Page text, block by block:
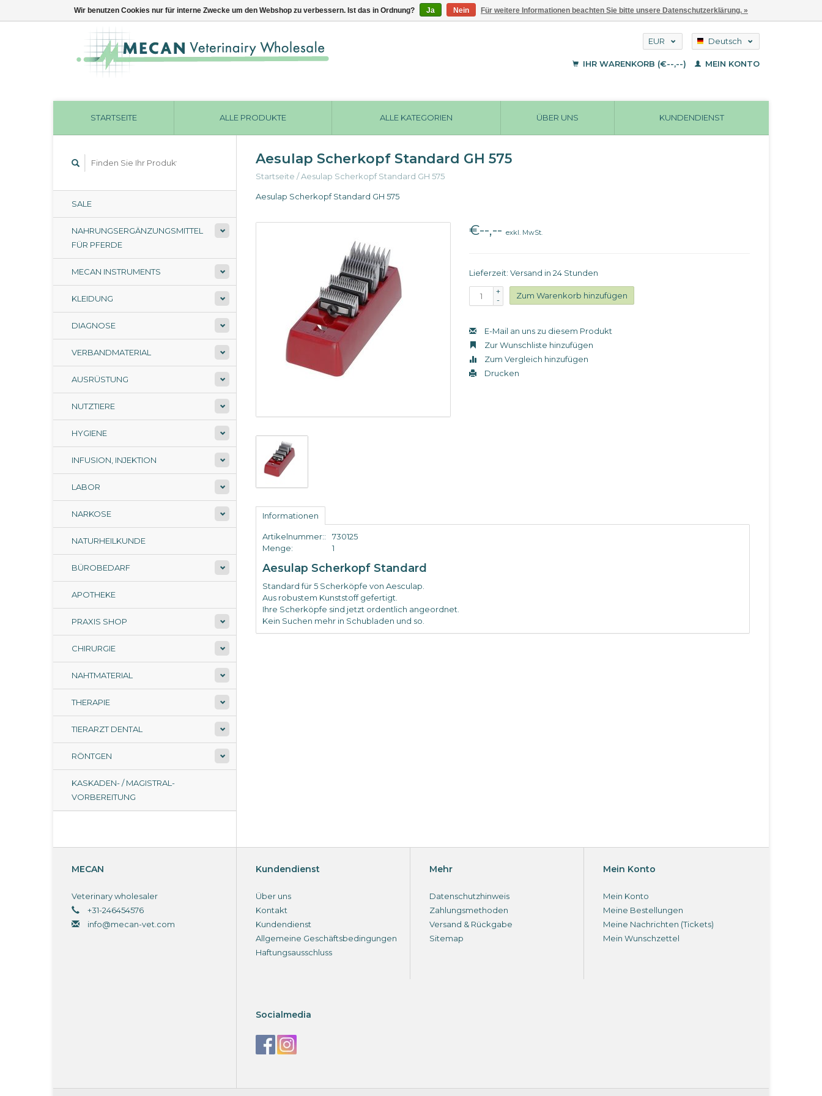
EUR
USD
Deutsch
Français
IHR WARENKORB (€--,--) MEIN KONTO
STARTSEITE ALLE PRODUKTE ALLE KATEGORIEN ÜBER UNS KUNDENDIENST
SALE
NAHRUNGSERGÄNZUNGSMITTEL
FÜR PFERDE
MECAN INSTRUMENTS
KLEIDUNG
DIAGNOSE
VERBANDMATERIAL
AUSRÜSTUNG
NUTZTIERE
HYGIENE
INFUSION, INJEKTION
LABOR
NARKOSE
NATURHEILKUNDE
BÜROBEDARF
APOTHEKE
PRAXIS SHOP
CHIRURGIE
NAHTMATERIAL
THERAPIE
TIERARZT DENTAL
RÖNTGEN
KASKADEN- / MAGISTRAL-
VORBEREITUNG
Aesulap Scherkopf Standard GH 575
Startseite /Aesulap Scherkopf Standard GH 575
Aesulap Scherkopf Standard GH 575
€--,--exkl. MwSt.
Lieferzeit: Versand in 24 Stunden
+
-
Zum Warenkorb hinzufügen
E-Mail an uns zu diesem Produkt
Zur Wunschliste hinzufügen
Zum Vergleich hinzufügen
Drucken
Informationen
Artikelnummer::
730125
Menge:
1
Aesulap Scherkopf Standard
Standard für 5 Scherköpfe von Aesculap.
Aus robustem Kunststoff gefertigt.
Ihre Scherköpfe sind jetzt ordentlich angeordnet.
Kein Suchen mehr in Schubladen und so.
MECAN
Veterinary wholesaler
+31-246454576
info@mecan-vet.com
Kundendienst
Über uns
Kontakt
Kundendienst
Allgemeine Geschäftsbedingungen
Haftungsausschluss
Mehr
Datenschutzhinweis
Zahlungsmethoden
Versand & Rückgabe
Sitemap
Mein Konto
Mein Konto
Meine Bestellungen
Meine Nachrichten (Tickets)
Mein Wunschzettel
Socialmedia
Wir benutzen Cookies nur für interne Zwecke um den Webshop zu verbessern. Ist das in Ordnung? Ja Nein Für weitere Informationen beachten Sie bitte unsere Datenschutzerklärung. »